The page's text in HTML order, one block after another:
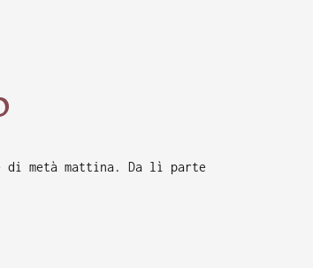
di metà mattina. Da lì parte